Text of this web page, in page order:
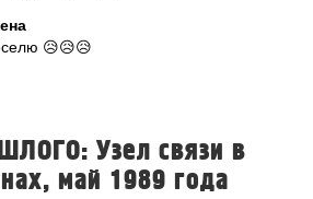
😥😥😥
Узел связи в
май 1989 года